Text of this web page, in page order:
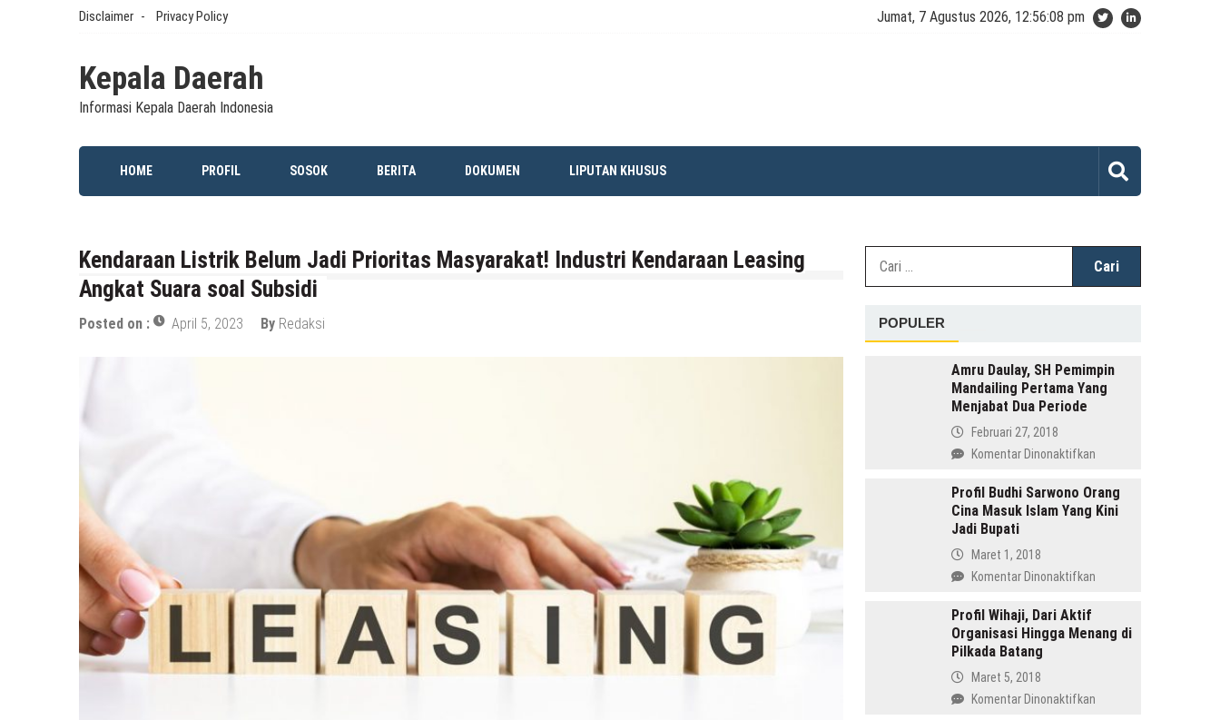
Disclaimer Privacy Policy Jumat, 7 Agustus 2026, 12:56:08 pm
Kepala Daerah
Informasi Kepala Daerah Indonesia
HOME PROFIL SOSOK BERITA DOKUMEN LIPUTAN KHUSUS
Kendaraan Listrik Belum Jadi Prioritas Masyarakat! Industri Kendaraan Leasing
Angkat Suara soal Subsidi
Posted on : April 5, 2023 By Redaksi POPULER
Amru Daulay, SH Pemimpin
Mandailing Pertama Yang
Menjabat Dua Periode
Februari 27, 2018
Komentar Dinonaktifkanpada
Daulay,
SH
Yang
Periode
Profil Budhi Sarwono Orang
Cina Masuk Islam Yang Kini
Jadi Bupati
Maret 1, 2018
Komentar Dinonaktifkanpada
Sarwono
Islam
Profil Wihaji, Dari Aktif
Organisasi Hingga Menang di
Pilkada Batang
Maret 5, 2018
Komentar Dinonaktifkanpada